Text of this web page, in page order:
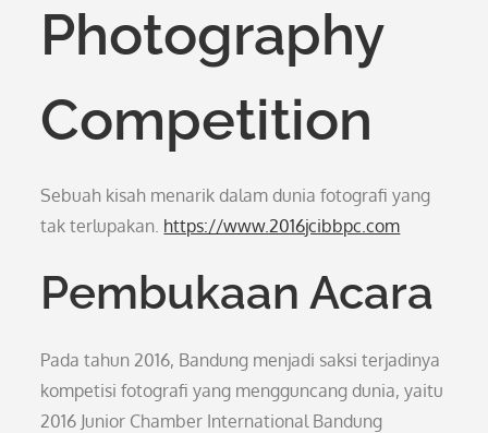
Photography
Competition
Sebuah kisah menarik dalam dunia fotografi yang
tak terlupakan. https://www.2016jcibbpc.com
Pembukaan Acara
Pada tahun 2016, Bandung menjadi saksi terjadinya
kompetisi fotografi yang mengguncang dunia, yaitu
2016 Junior Chamber International Bandung